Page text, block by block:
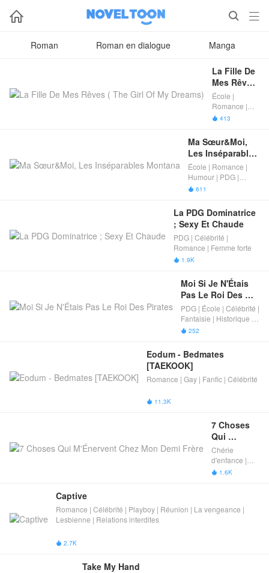
  
Roman Roman en dialogue Manga
La Fille De
Mes Rêves
( The Girl
Of My
Dreams)
École |
Romance |
Célébrité |
romance
 413
Ma Sœur&Moi,
Les Inséparables
Montana
École | Romance |
Humour | PDG |
Célébrité | Crossover
 611
La PDG Dominatrice
; Sexy Et Chaude
PDG | Célébrité |
Romance | Femme forte
 1.9K
Moi Si Je N'Étais
Pas Le Roi Des
Pirates
PDG | École | Célébrité |
Fantaisie | Historique |
Fantaisie moderne
 252
Eodum - Bedmates
[TAEKOOK]
Romance | Gay | Fanfic | Célébrité
 11.3K
7 Choses
Qui
M'Énervent
Chez Mon
Demi Frère
Chérie
d'enfance |
École |
 1.6K
Captive
Romance | Célébrité | Playboy | Réunion | La vengeance |
Lesbienne | Relations interdites
 2.7K
Take My Hand